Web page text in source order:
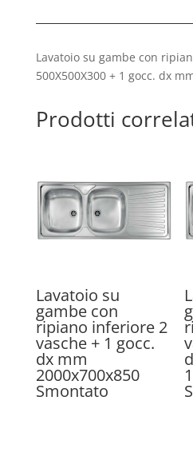
Lavatoio su gambe con
500X500X300 + 1 gocc. dx
Prodotti
Lavatoio su
gambe con
ripiano inferiore 2
vasche + 1 gocc.
dx mm
2000x700x850
Smontato